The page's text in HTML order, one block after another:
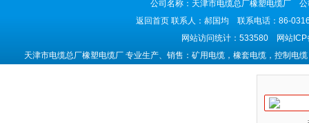
公司名称：天津市电缆总厂橡塑电缆厂
返回首页联系人：郝国均 联系电话：86-
网站访问统计：533580 网站ICP
天津市电缆总厂橡塑电缆厂 专业生产、销售：矿用电缆，橡套电缆，控制电